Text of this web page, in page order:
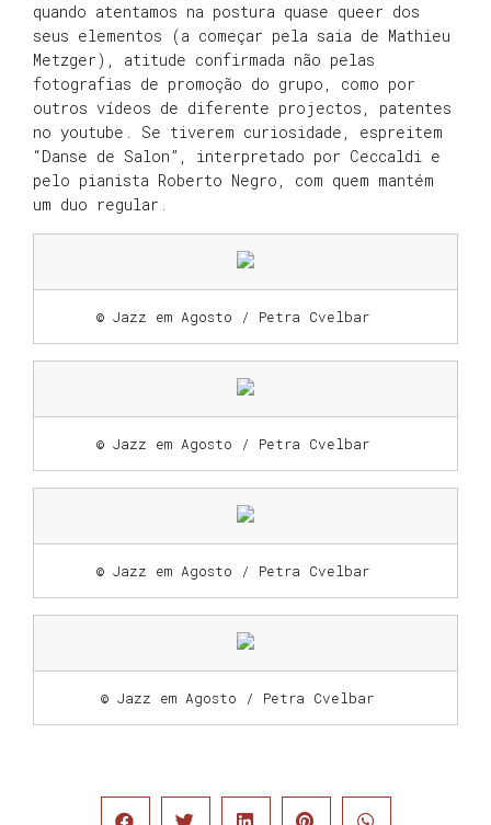
quando atentamos na postura quase queer dos
seus elementos (a começar pela saia de Mathieu
Metzger), atitude confirmada não pelas
fotografias de promoção do grupo, como por
outros vídeos de diferente projectos, patentes
no youtube. Se tiverem curiosidade, espreitem
“Danse de Salon”, interpretado por Ceccaldi e
pelo pianista Roberto Negro, com quem mantém
um duo regular.
© Jazz em Agosto / Petra Cvelbar
© Jazz em Agosto / Petra Cvelbar
© Jazz em Agosto / Petra Cvelbar
© Jazz em Agosto / Petra Cvelbar